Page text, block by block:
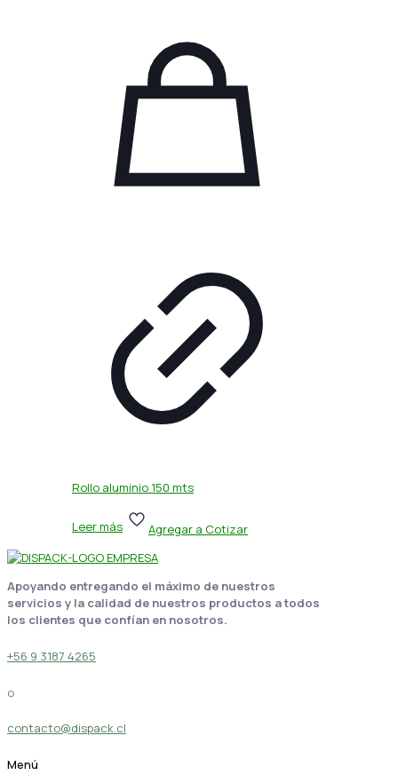
Rollo aluminio 150 mts
Leer más Agregar a Cotizar
Apoyando entregando el máximo de nuestros
servicios y la calidad de nuestros productos a todos
los clientes que confían en nosotros.
+56 9 3187 4265
o
contacto@dispack.cl
Menú